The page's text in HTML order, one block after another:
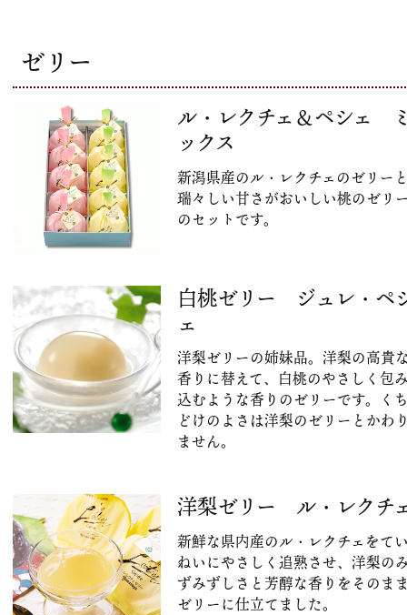
ゼリー
ル・レクチェ＆ペシェ
ックス
新潟県産のル・レクチェのゼリー
瑞々しい甘さがおいしい桃のゼリ
のセットです。
白桃ゼリー ジュレ・ペ
ェ
洋梨ゼリーの姉妹品。洋梨の高貴
香りに替えて、白桃のやさしく包
込むような香りのゼリーです。く
どけのよさは洋梨のゼリーとかわ
ません。
洋梨ゼリー ル・レクチ
新鮮な県内産のル・レクチェをて
ねいにやさしく追熟させ、洋梨の
ずみずしさと芳醇な香りをそのま
ゼリーに仕立てました。